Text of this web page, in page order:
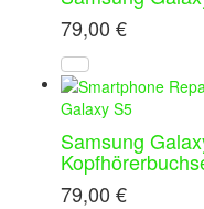
79,00 €
Galaxy S5
Samsung
79,00 €